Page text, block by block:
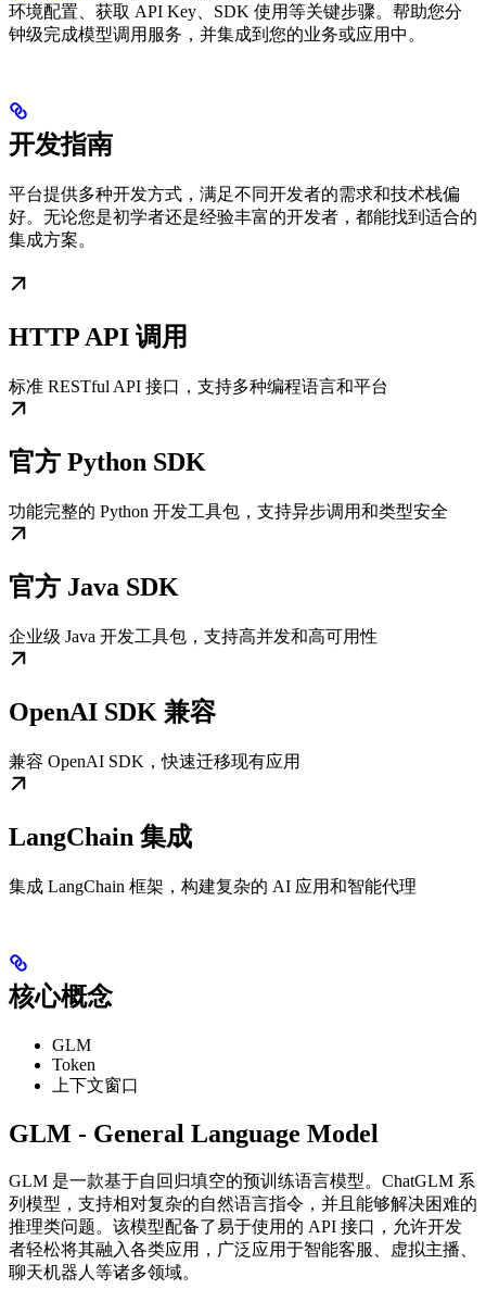
环境配置、获取 API Key、SDK 使用等关键步骤。帮助您分
钟级完成模型调用服务，并集成到您的业务或应用中。
开发指南
平台提供多种开发方式，满足不同开发者的需求和技术栈偏
好。无论您是初学者还是经验丰富的开发者，都能找到适合的
集成方案。
HTTP API 调用
标准 RESTful API 接口，支持多种编程语言和平台
官方 Python SDK
功能完整的 Python 开发工具包，支持异步调用和类型安全
官方 Java SDK
企业级 Java 开发工具包，支持高并发和高可用性
OpenAI SDK 兼容
兼容 OpenAI SDK，快速迁移现有应用
LangChain 集成
集成 LangChain 框架，构建复杂的 AI 应用和智能代理
核心概念
GLM
Token
上下文窗口
GLM - General Language Model
GLM 是一款基于自回归填空的预训练语言模型。ChatGLM 系
列模型，支持相对复杂的自然语言指令，并且能够解决困难的
推理类问题。该模型配备了易于使用的 API 接口，允许开发
者轻松将其融入各类应用，广泛应用于智能客服、虚拟主播、
聊天机器人等诸多领域。